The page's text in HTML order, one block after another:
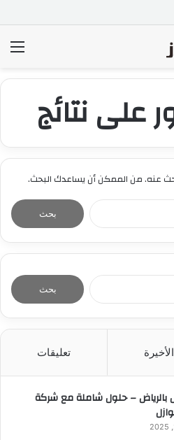
على نتائج
عنه. من الممكن أن يساعدك البحث.
ن
الأخيرة تعليقات
بالرياض – حلول شاملة مع شركة